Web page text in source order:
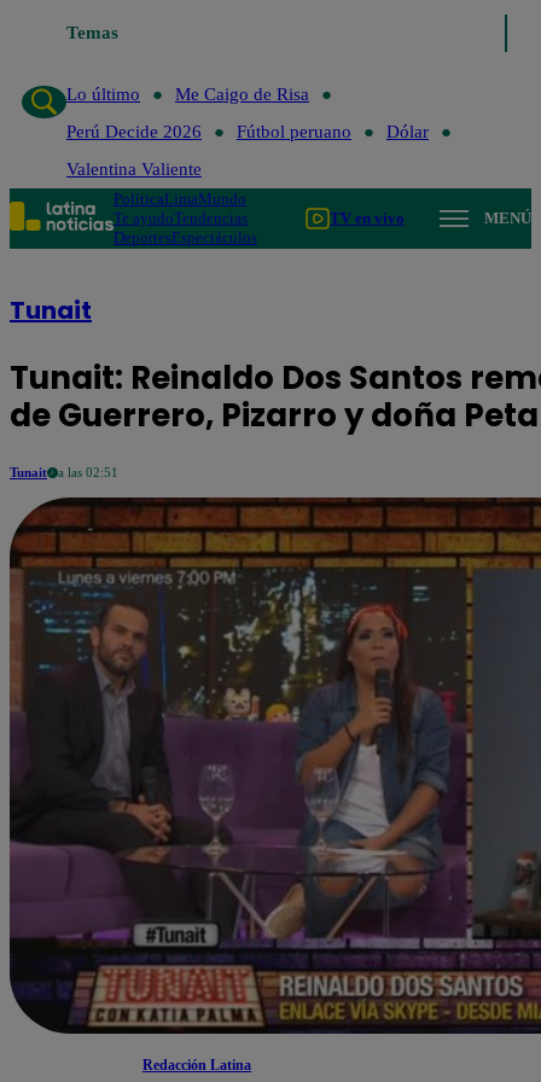
Temas
Lo último
Me Caigo de Risa
Perú Decide 2026
Fútbol peruano
Dólar
Valentina Valiente
PolíticaLimaMundo
Te ayudoTendencias
DeportesEspectáculos
TV en vivo MENÚ
Tunait
Tunait: Reinaldo Dos Santos
de Guerrero, Pizarro y doña Peta
Tunait a las 02:51
Redacción Latina